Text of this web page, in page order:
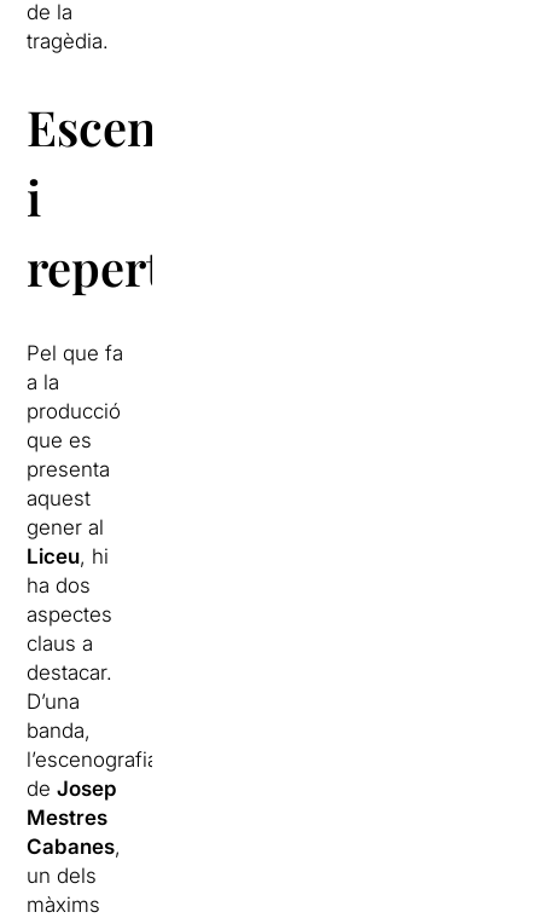
de la
tragèdia.
Escenografia
i
repertori
Pel que fa
a la
producció
que es
presenta
aquest
gener al
Liceu, hi
ha dos
aspectes
claus a
destacar.
D’una
banda,
l’escenografia
deJosep
Mestres
Cabanes,
un dels
màxims